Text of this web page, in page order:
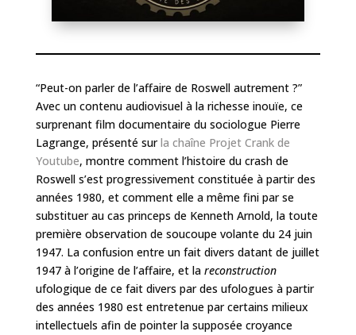
“Peut-on parler de l’affaire de Roswell autrement ?”
Avec un contenu audiovisuel à la richesse inouïe, ce
surprenant film documentaire du sociologue Pierre
Lagrange, présenté surla chaîne Projet Crank de
Youtube, montre comment l’histoire du crash de
Roswell s’est progressivement constituée à partir des
années 1980, et comment elle a même fini par se
substituer au cas princeps de Kenneth Arnold, la toute
première observation de soucoupe volante du 24 juin
1947. La confusion entre un fait divers datant de juillet
1947 à l’origine de l’affaire, et la reconstruction
ufologique de ce fait divers par des ufologues à partir
des années 1980 est entretenue par certains milieux
intellectuels afin de pointer la supposée croyance